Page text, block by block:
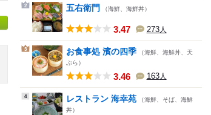
2 五右衛門 （海鮮、海鮮丼）
3.47 273人
3 お食事処 濱の四季 （海鮮、海鮮丼、天
ぷら）
3.46 163人
4 レストラン 海幸苑 （海鮮、そば、海鮮
丼）